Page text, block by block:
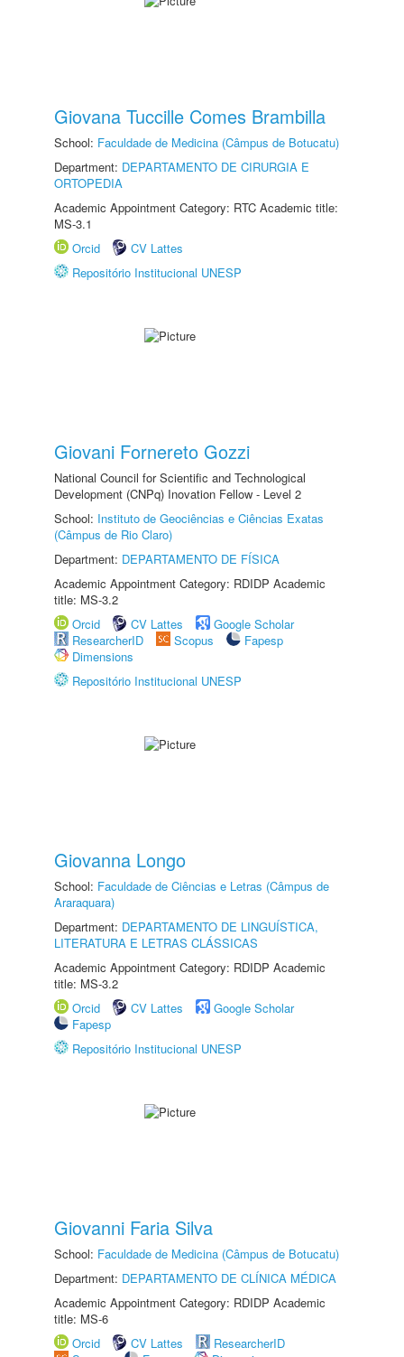
Giovana Tuccille Comes Brambilla
School: Faculdade de Medicina (Câmpus de Botucatu)
Department: DEPARTAMENTO DE CIRURGIA E
ORTOPEDIA
Academic Appointment Category: RTC Academic title:
MS-3.1
Orcid
CV Lattes
Repositório Institucional UNESP
Giovani Fornereto Gozzi
National Council for Scientific and Technological
Development (CNPq) Inovation Fellow - Level 2
School: Instituto de Geociências e Ciências Exatas
(Câmpus de Rio Claro)
Department: DEPARTAMENTO DE FÍSICA
Academic Appointment Category: RDIDP Academic
title: MS-3.2
Orcid
CV Lattes
Google Scholar
ResearcherID
Scopus
Fapesp
Dimensions
Repositório Institucional UNESP
Giovanna Longo
School: Faculdade de Ciências e Letras (Câmpus de
Araraquara)
Department: DEPARTAMENTO DE LINGUÍSTICA,
LITERATURA E LETRAS CLÁSSICAS
Academic Appointment Category: RDIDP Academic
title: MS-3.2
Orcid
CV Lattes
Google Scholar
Fapesp
Repositório Institucional UNESP
Giovanni Faria Silva
School: Faculdade de Medicina (Câmpus de Botucatu)
Department: DEPARTAMENTO DE CLÍNICA MÉDICA
Academic Appointment Category: RDIDP Academic
title: MS-6
Orcid
CV Lattes
ResearcherID